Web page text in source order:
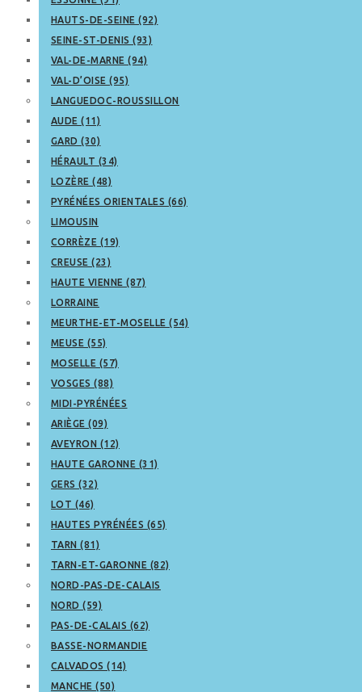
HAUTS-DE-SEINE (92)
SEINE-ST-DENIS (93)
VAL-DE-MARNE (94)
VAL-D’OISE (95)
LANGUEDOC-ROUSSILLON
AUDE (11)
GARD (30)
HÉRAULT (34)
LOZÈRE (48)
PYRÉNÉES ORIENTALES (66)
LIMOUSIN
CORRÈZE (19)
CREUSE (23)
HAUTE VIENNE (87)
LORRAINE
MEURTHE-ET-MOSELLE (54)
MEUSE (55)
MOSELLE (57)
VOSGES (88)
MIDI-PYRÉNÉES
ARIÈGE (09)
AVEYRON (12)
HAUTE GARONNE (31)
GERS (32)
LOT (46)
HAUTES PYRÉNÉES (65)
TARN (81)
TARN-ET-GARONNE (82)
NORD-PAS-DE-CALAIS
NORD (59)
PAS-DE-CALAIS (62)
BASSE-NORMANDIE
CALVADOS (14)
MANCHE (50)